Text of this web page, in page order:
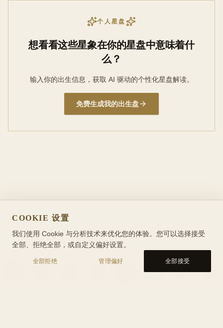
个人星盘
想看看这些星象在你的星盘中意味着什
么？
输入你的出生信息，获取 AI 驱动的个性化星盘解读。
免费生成我的出生盘
COOKIE 设置
我们使用 Cookie 与分析技术来优化您的体验。您可以选择接受
全部、拒绝全部，或自定义偏好设置。
全部拒绝 管理偏好 全部接受